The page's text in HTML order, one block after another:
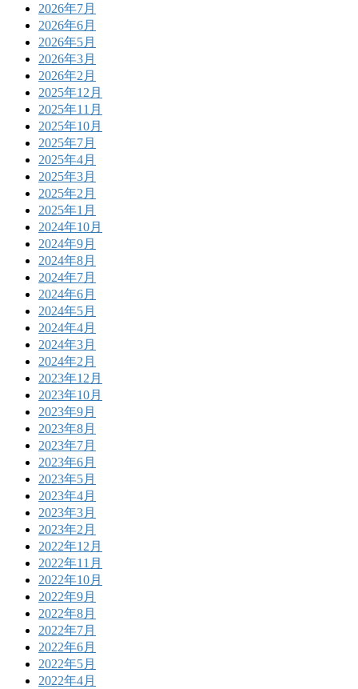
2026年7月
2026年6月
2026年5月
2026年3月
2026年2月
2025年12月
2025年11月
2025年10月
2025年7月
2025年4月
2025年3月
2025年2月
2025年1月
2024年10月
2024年9月
2024年8月
2024年7月
2024年6月
2024年5月
2024年4月
2024年3月
2024年2月
2023年12月
2023年10月
2023年9月
2023年8月
2023年7月
2023年6月
2023年5月
2023年4月
2023年3月
2023年2月
2022年12月
2022年11月
2022年10月
2022年9月
2022年8月
2022年7月
2022年6月
2022年5月
2022年4月